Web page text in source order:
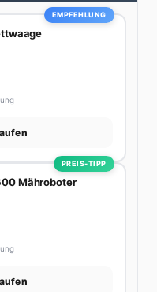
Natur oder auf dem
EMPFEHLUNG
PREIS-TIPP
Mähroboter